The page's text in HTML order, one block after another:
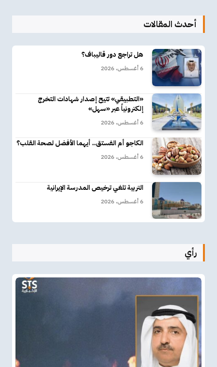
أحدث المقالات
هل تراجع دور قاليباف؟
6 أغسطس، 2026
«التطبيقي» تتيح إصدار شهادات التخرج
إلكترونياً عبر «سهل»
6 أغسطس، 2026
الكاجو أم الفستق.. أيهما الأفضل لصحة القلب؟
6 أغسطس، 2026
التربية تلغي ترخيص المدرسة الإيرانية
6 أغسطس، 2026
رأي